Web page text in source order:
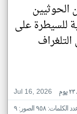
للسيطرة على
Jul 16, 2026
الكلمات: ٩٥٨ الصور: ٩